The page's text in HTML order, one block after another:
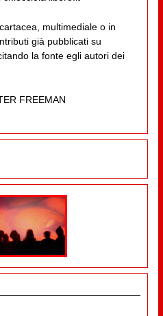
multimediale o in
già pubblicati su
la fonte egli autori dei
FREEMAN